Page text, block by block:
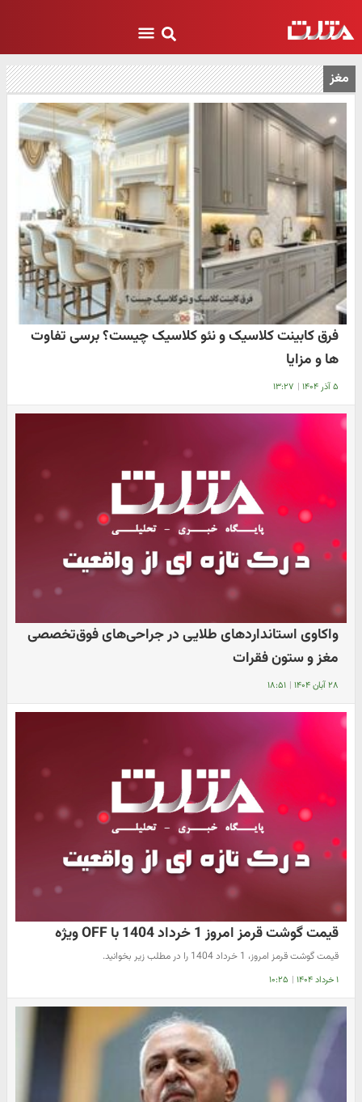
مغز
فرق کابینت کلاسیک و نئو کلاسیک چیست؟ برسی تفاوت
ها و مزایا
۵ آذر ۱۴۰۴ | ۱۳:۲۷
واکاوی استانداردهای طلایی در جراحی‌های فوق‌تخصصی
مغز و ستون فقرات
۲۸ آبان ۱۴۰۴ | ۱۸:۵۱
قیمت گوشت قرمز امروز 1 خرداد 1404 با OFF ویژه
قیمت گوشت قرمز امروز، 1 خرداد 1404 را در مطلب زیر بخوانید.
۱ خرداد ۱۴۰۴ | ۱۰:۲۵